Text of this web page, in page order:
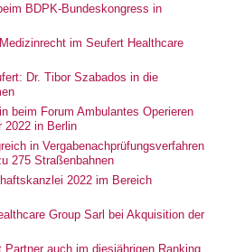
BDPK-Bundeskongress in
im Seufert Healthcare
Dr. Tibor Szabados in die
beim Forum Ambulantes Operieren
2022 in Berlin
in Vergabenachprüfungsverfahren
275 Straßenbahnen
2022 im Bereich
Group Sarl bei Akquisition der
auch im diesjährigen Ranking